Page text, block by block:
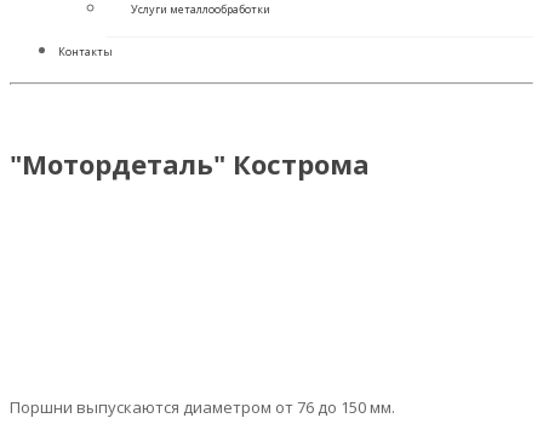
Услуги металлообработки
Контакты
"Мотордеталь" Кострома
Поршни выпускаются диаметром от 76 до 150 мм.